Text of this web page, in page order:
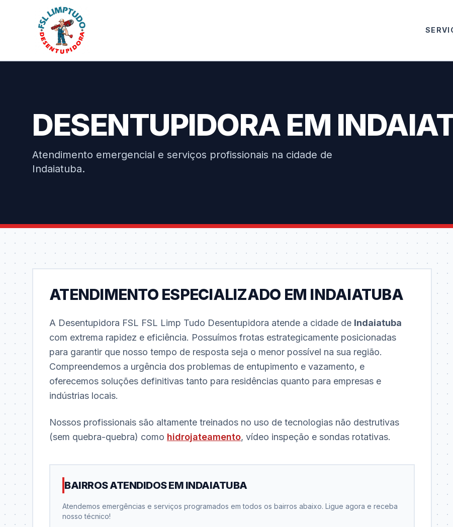
DESENTUPIDORA EM
Atendimento emergencial e serviços profissionais na cidade de
Indaiatuba.
ATENDIMENTO ESPECIALIZADO EM INDAIATUBA
A Desentupidora FSL FSL Limp Tudo Desentupidora atende a cidade de Indaiatuba
com extrema rapidez e eficiência. Possuímos frotas estrategicamente posicionadas
para garantir que nosso tempo de resposta seja o menor possível na sua região.
Compreendemos a urgência dos problemas de entupimento e vazamento, e
oferecemos soluções definitivas tanto para residências quanto para empresas e
indústrias locais.
Nossos profissionais são altamente treinados no uso de tecnologias não destrutivas
(sem quebra-quebra) como hidrojateamento, vídeo inspeção e sondas rotativas.
BAIRROS ATENDIDOS EM INDAIATUBA
Atendemos emergências e serviços programados em todos os bairros abaixo. Ligue agora e receba
nosso técnico!